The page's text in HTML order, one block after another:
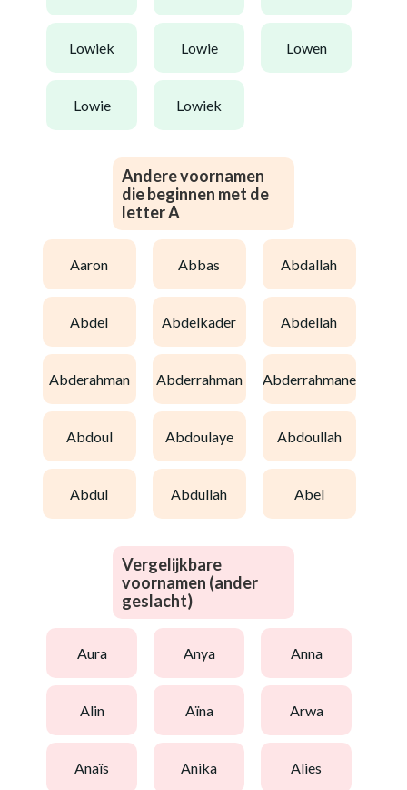
lowiek lowie lowen
lowie lowiek
Andere voornamen
die beginnen met de
letter A
aaron abbas abdallah
abdel abdelkader abdellah
abderahman abderrahman abderrahmane
abdoul abdoulaye abdoullah
abdul abdullah abel
Vergelijkbare
voornamen (ander
geslacht)
aura anya anna
alin aïna arwa
anaïs anika alies